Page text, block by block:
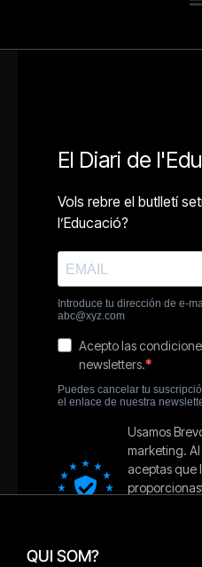
QUI SOM?